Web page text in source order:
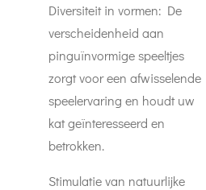
Diversiteit in vormen: De
verscheidenheid aan
pinguïnvormige speeltjes
zorgt voor een afwisselende
speelervaring en houdt uw
kat geïnteresseerd en
betrokken.
Stimulatie van natuurlijke